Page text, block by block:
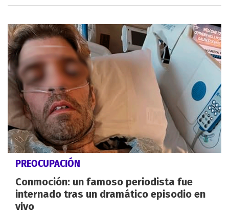
PREOCUPACIÓN
Conmoción: un famoso periodista fue
internado tras un dramático episodio en
vivo